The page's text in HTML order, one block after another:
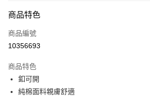
付款後全家取貨
萊爾富取貨付款
付款後萊爾富取貨
每筆NT$60，滿NT$1,000(含以上)免運費
商品特色
商品編號
10356693
商品特色
釦可開
純棉面料親膚舒適